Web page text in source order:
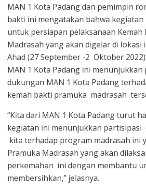
MAN 1 Kota Padang dan pemimpin
bakti ini mengatakan bahwa
untuk persiapan pelaksanaan Kemah
Madrasah yang akan digelar di lokasi
Ahad (27 September -2 Oktober
MAN 1 Kota Padang ini menunjukkan
dukungan MAN 1 Kota Padang
kemah bakti pramuka madrasah
“Kita dari MAN 1 Kota Padang turut
kegiatan ini menunjukkan partisipasi
kita terhadap program madrasah ini
Pramuka Madrasah yang akan
perkemahan ini dengan membantu
membersihkan,” jelasnya.